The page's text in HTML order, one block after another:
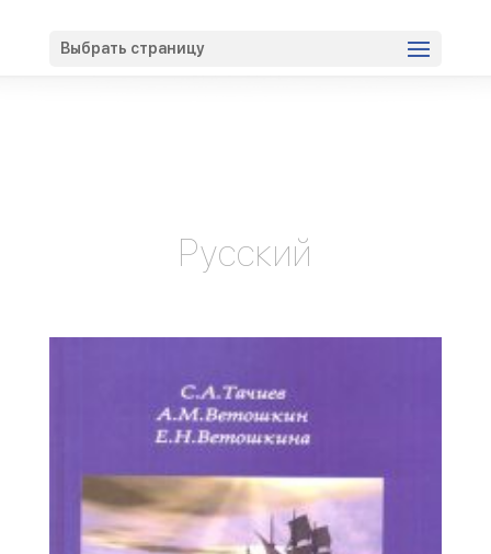
Выбрать страницу
Русский